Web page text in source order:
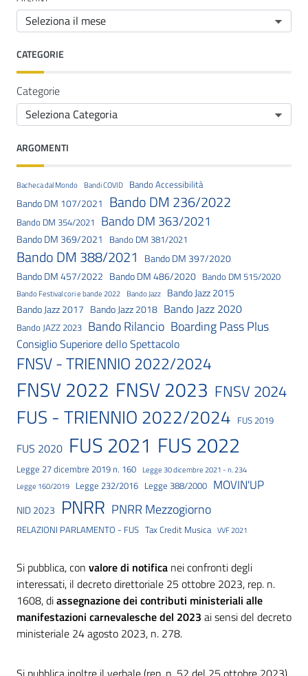
CATEGORIE
Categorie
ARGOMENTI
Bacheca dal Mondo Bandi COVID Bando Accessibilità
Bando DM 107/2021 Bando DM 236/2022
Bando DM 354/2021 Bando DM 363/2021
Bando DM 369/2021 Bando DM 381/2021
Bando DM 388/2021 Bando DM 397/2020
Bando DM 457/2022 Bando DM 486/2020 Bando DM 515/2020
Bando Festival cori e bande 2022 Bando Jazz
Bando Jazz 2015
Bando Jazz 2017 Bando Jazz 2018 Bando Jazz 2020
Bando JAZZ 2023 Bando Rilancio Boarding Pass Plus
Consiglio Superiore dello Spettacolo
FNSV - TRIENNIO 2022/2024
FNSV 2022 FNSV 2023 FNSV 2024
FUS - TRIENNIO 2022/2024 FUS 2019
FUS 2020 FUS 2021 FUS 2022
Legge 27 dicembre 2019 n. 160
Legge 30 dicembre 2021 - n. 234
Legge 160/2019
Legge 232/2016 Legge 388/2000 MOVIN'UP
NID 2023 PNRR PNRR Mezzogiorno
RELAZIONI PARLAMENTO - FUS Tax Credit Musica VVF 2021
Si pubblica, con valore di notifica nei confronti degli
interessati, il decreto direttoriale 25 ottobre 2023, rep. n.
1608, diassegnazione dei contributi ministeriali alle
manifestazioni carnevalesche del 2023 ai sensi del decreto
ministeriale 24 agosto 2023, n. 278.